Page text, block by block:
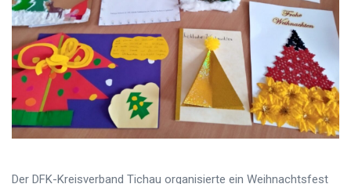
Der DFK-Kreisverband Tichau organisierte ein Weihnachtsfest